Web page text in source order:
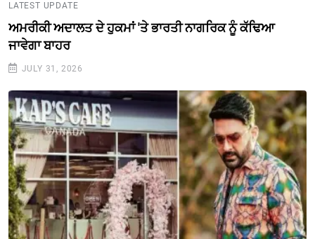
LATEST UPDATE
ਅਮਰੀਕੀ ਅਦਾਲਤ ਦੇ ਹੁਕਮਾਂ 'ਤੇ ਭਾਰਤੀ ਨਾਗਰਿਕ ਨੂੰ ਕੱਢਿਆ
ਜਾਵੇਗਾ ਬਾਹਰ
JULY 31, 2026